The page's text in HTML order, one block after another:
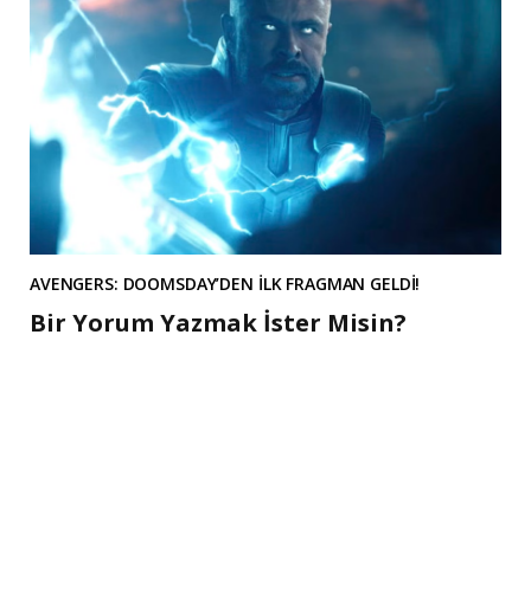
AVENGERS: DOOMSDAY’DEN İLK FRAGMAN GELDİ!
Bir Yorum Yazmak İster Misin?